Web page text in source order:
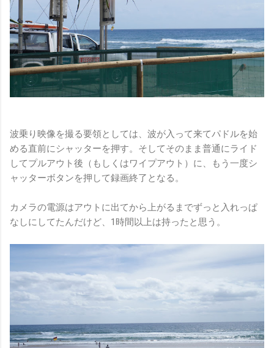
波乗り映像を撮る要領としては、波が入って来てパドルを始
める直前にシャッターを押す。そしてそのまま普通にライド
してプルアウト後（もしくはワイプアウト）に、もう一度シ
ャッターボタンを押して録画終了となる。
カメラの電源はアウトに出てから上がるまでずっと入れっぱ
なしにしてたんだけど、1時間以上は持ったと思う。